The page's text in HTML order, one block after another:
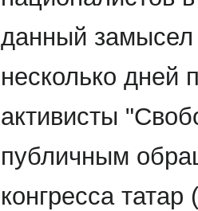
данный замысел
несколько дней
активисты
публичным
конгресса